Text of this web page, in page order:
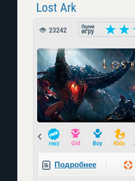
Lost Ark
23242
Prev
Подробнее